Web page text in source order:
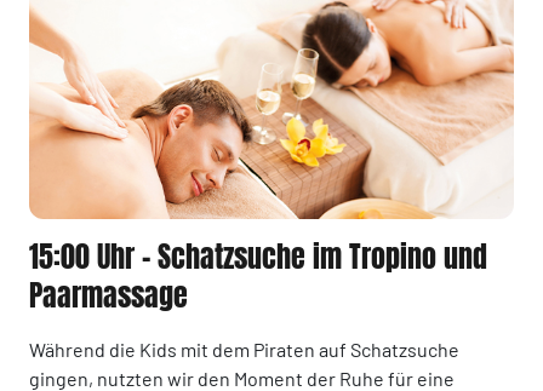
15:00 Uhr - Schatzsuche im Tropino und
Paarmassage
Während die Kids mit dem Piraten auf Schatzsuche
gingen, nutzten wir den Moment der Ruhe für eine